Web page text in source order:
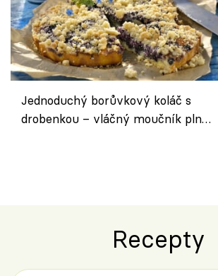
Jednoduchý borůvkový koláč s
drobenkou – vláčný moučník plný
Recepty